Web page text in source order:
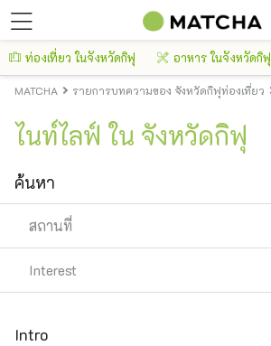
ท่องเที่ยว ในจังหวัดกิฟุ อาหาร ในจังหวัดกิฟุ
MATCHA รายการบทความของ จังหวัดกิฟุท่องเที่ยว
ไนท์ไลฟ์ ใน จังหวัดกิฟุ
ค้นหา
สถานที่
Interest
Intro